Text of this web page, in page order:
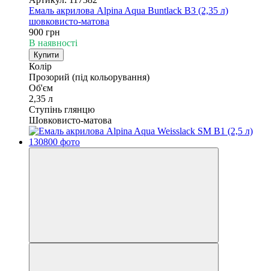
Емаль акрилова Alpina Aqua Buntlack B3 (2,35 л)
шовковисто-матова
900 грн
В наявності
Купити
Колір
Прозорий (під кольорування)
Об'єм
2,35 л
Ступінь глянцю
Шовковисто-матова